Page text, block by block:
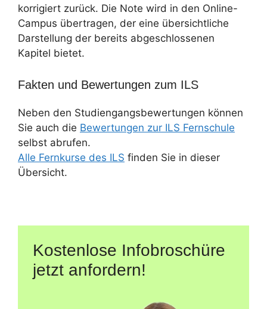
korrigiert zurück. Die Note wird in den Online-
Campus übertragen, der eine übersichtliche
Darstellung der bereits abgeschlossenen
Kapitel bietet.
Fakten und Bewertungen zum ILS
Neben den Studiengangsbewertungen können
Sie auch die Bewertungen zur ILS Fernschule
selbst abrufen.
Alle Fernkurse des ILS finden Sie in dieser
Übersicht.
Kostenlose Infobroschüre
jetzt anfordern!